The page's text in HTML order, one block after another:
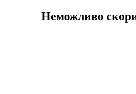
Неможливо